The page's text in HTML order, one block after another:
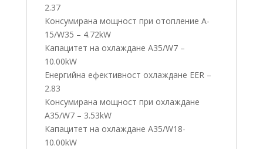
2.37
Консумирана мощност при отопление A-
15/W35 – 4.72kW
Капацитет на охлаждане A35/W7 –
10.00kW
Енергийна ефективност охлаждане EER –
2.83
Консумирана мощност при охлаждане
A35/W7 – 3.53kW
Капацитет на охлаждане A35/W18-
10.00kW